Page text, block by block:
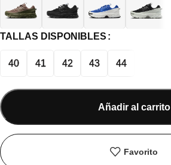
TALLAS DISPONIBLES
40 41 42 43 44
Añadir al carrito
Favorito